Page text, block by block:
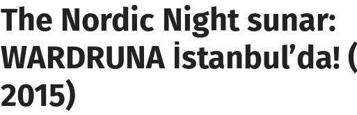
The Nordic Night sunar:
WARDRUNA İstanbul’da!
2015)